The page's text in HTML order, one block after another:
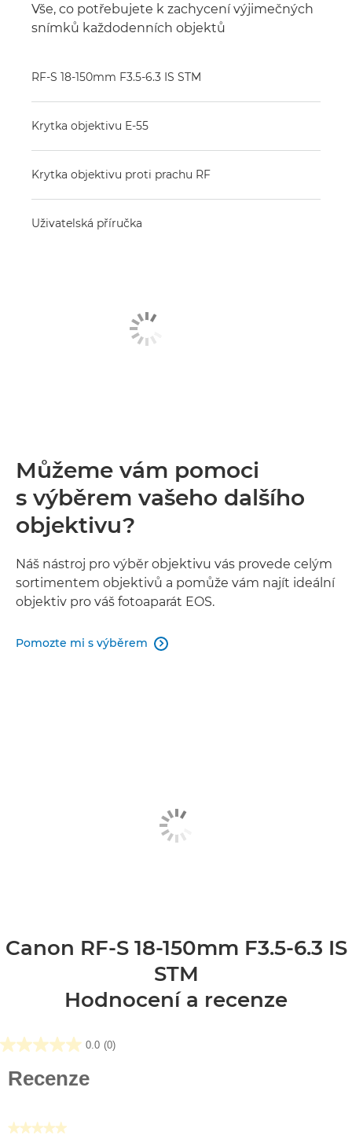
Vše, co potřebujete k zachycení výjimečných
snímků každodenních objektů
RF-S 18-150mm F3.5-6.3 IS STM
Krytka objektivu E-55
Krytka objektivu proti prachu RF
Uživatelská příručka
Můžeme vám pomoci
s výběrem vašeho dalšího
objektivu?
Náš nástroj pro výběr objektivu vás provede celým
sortimentem objektivů a pomůže vám najít ideální
objektiv pro váš fotoaparát EOS.
Pomozte mi s výběrem 
Canon RF-S 18-150mm F3.5-6.3 IS
STM
Hodnocení a recenze
0.0 (0)
0.0
Recenze
★★★★★